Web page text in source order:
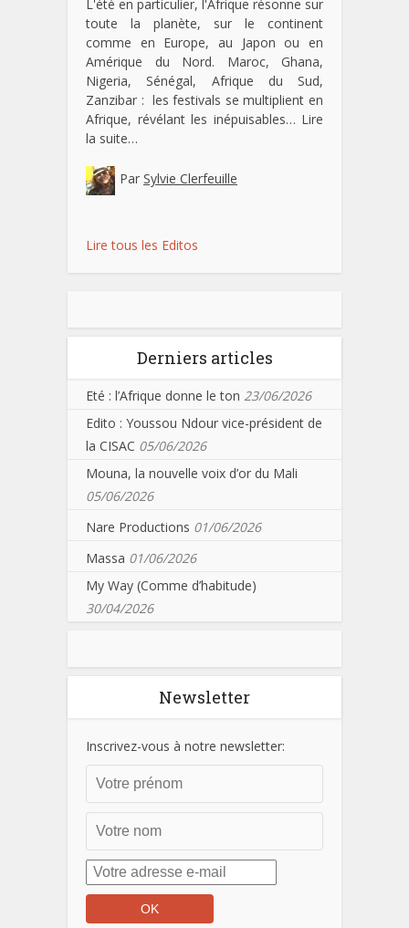
L'été en particulier, l'Afrique résonne sur
toute la planète, sur le continent
comme en Europe, au Japon ou en
Amérique du Nord. Maroc, Ghana,
Nigeria, Sénégal, Afrique du Sud,
Zanzibar : les festivals se multiplient en
Afrique, révélant les inépuisables… Lire
la suite…
Par Sylvie Clerfeuille
Lire tous les Editos
Derniers articles
Eté : l’Afrique donne le ton 23/06/2026
Edito : Youssou Ndour vice-président de
la CISAC 05/06/2026
Mouna, la nouvelle voix d’or du Mali
05/06/2026
Nare Productions 01/06/2026
Massa 01/06/2026
My Way (Comme d’habitude)
30/04/2026
Newsletter
Inscrivez-vous à notre newsletter: